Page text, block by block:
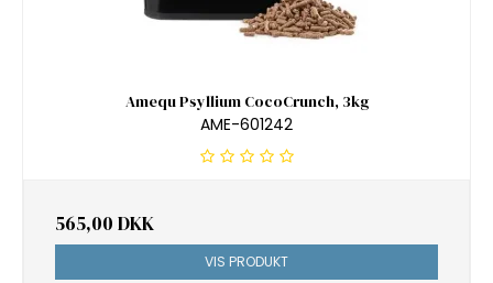
Amequ Psyllium CocoCrunch, 3kg
AME-601242
565,00 DKK
VIS PRODUKT